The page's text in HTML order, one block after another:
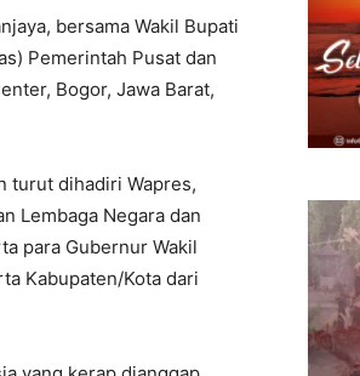
bersama Wakil Bupati
Pemerintah Pusat dan
Bogor, Jawa Barat,
turut dihadiri Wapres,
Lembaga Negara dan
para Gubernur Wakil
Kabupaten/Kota dari